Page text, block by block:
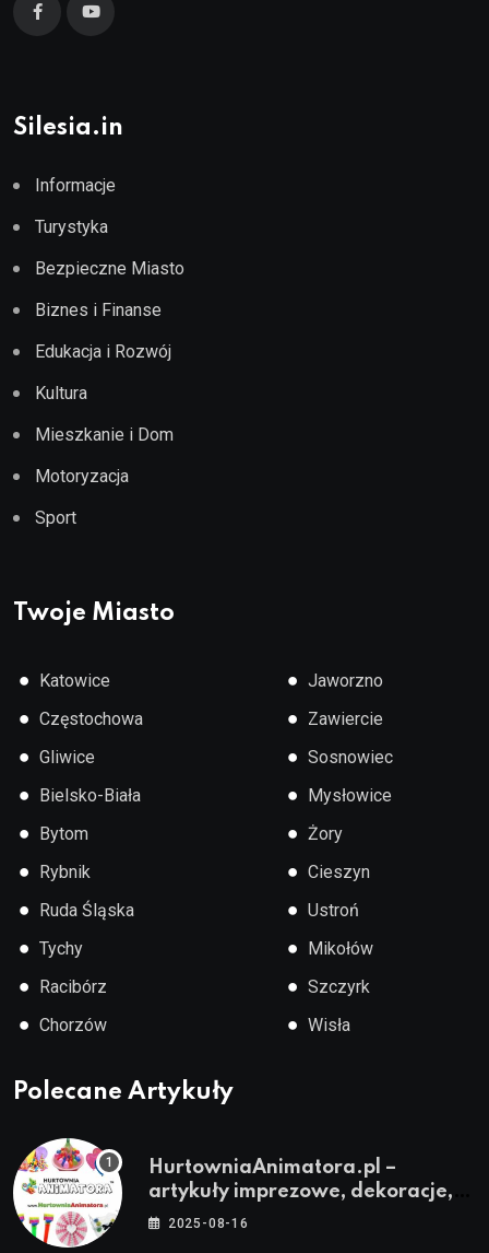
Silesia.in
Informacje
Turystyka
Bezpieczne Miasto
Biznes i Finanse
Edukacja i Rozwój
Kultura
Mieszkanie i Dom
Motoryzacja
Sport
Twoje Miasto
● Katowice
● Częstochowa
● Gliwice
● Bielsko-Biała
● Bytom
● Rybnik
● Ruda Śląska
● Tychy
● Racibórz
● Chorzów
● Jaworzno
● Zawiercie
● Sosnowiec
● Mysłowice
● Żory
● Cieszyn
● Ustroń
● Mikołów
● Szczyrk
● Wisła
Polecane Artykuły
HurtowniaAnimatora.pl –
artykuły imprezowe, dekoracje,
stroje i akcesoria dla animatorów
2025-08-16